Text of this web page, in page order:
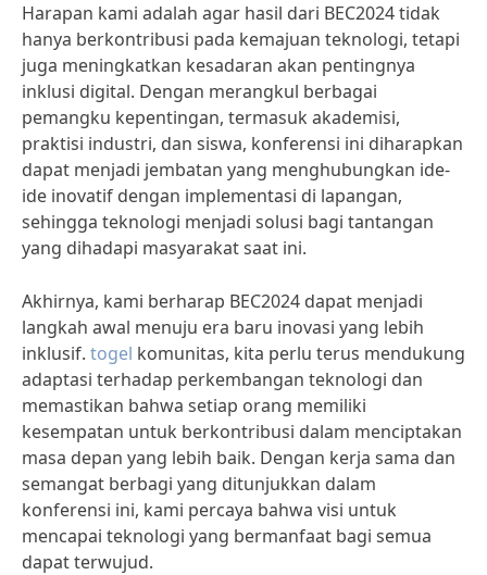
Harapan kami adalah agar hasil dari BEC2024 tidak
hanya berkontribusi pada kemajuan teknologi, tetapi
juga meningkatkan kesadaran akan pentingnya
inklusi digital. Dengan merangkul berbagai
pemangku kepentingan, termasuk akademisi,
praktisi industri, dan siswa, konferensi ini diharapkan
dapat menjadi jembatan yang menghubungkan ide-
ide inovatif dengan implementasi di lapangan,
sehingga teknologi menjadi solusi bagi tantangan
yang dihadapi masyarakat saat ini.
Akhirnya, kami berharap BEC2024 dapat menjadi
langkah awal menuju era baru inovasi yang lebih
inklusif. togel komunitas, kita perlu terus mendukung
adaptasi terhadap perkembangan teknologi dan
memastikan bahwa setiap orang memiliki
kesempatan untuk berkontribusi dalam menciptakan
masa depan yang lebih baik. Dengan kerja sama dan
semangat berbagi yang ditunjukkan dalam
konferensi ini, kami percaya bahwa visi untuk
mencapai teknologi yang bermanfaat bagi semua
dapat terwujud.